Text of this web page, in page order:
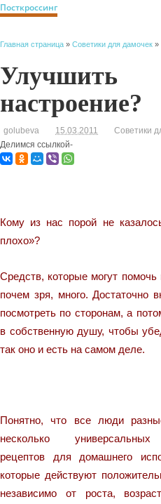
Посткроссинг
Главная страница » Советики для дамочек »
Улучшить
настроение?
golubeva 15.03.2011
Советики
Делимся ссылкой-
Кому из нас порой не
плохо»?
Средств, которые могут помочь
почем зря, много. Достаточно
посмотреть по сторонам, а
в собственную душу, чтобы
так оно и есть на самом деле.
Понятно, что все люди
несколько
рецептов для домашнего
которые действуют
независимо от роста,